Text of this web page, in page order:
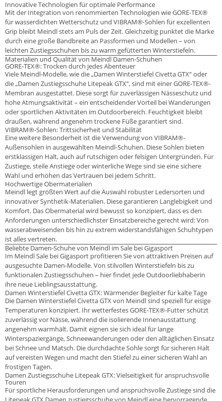
Innovative Technologien für optimale Performance
Mit der Integration von renommierten Technologien wie GORE-TEX®
für wasserdichten Wetterschutz und VIBRAM®-Sohlen für exzellenten
Grip bleibt Meindl stets am Puls der Zeit. Gleichzeitig punktet die Marke
durch eine große Bandbreite an Passformen und Modellen – von
leichten Zustiegsschuhen bis zu warm gefütterten Winterstiefeln.
Materialien und Qualität von Meindl Damen-Schuhen
GORE-TEX®: Trocken durch jedes Abenteuer
Viele Meindl-Modelle, wie die „Damen Winterstiefel Civetta GTX“ oder
die „Damen Zustiegsschuhe Litepeak GTX“, sind mit einer GORE-TEX®-
Membran ausgestattet. Diese sorgt für zuverlässigen Nässeschutz und
hohe Atmungsaktivität – ein entscheidender Vorteil bei Wanderungen
oder sportlichen Aktivitäten im Outdoorbereich. Feuchtigkeit bleibt
draußen, während angenehm trockene Füße garantiert sind.
VIBRAM®-Sohlen: Trittsicherheit und Stabilität
Eine weitere Besonderheit ist die Verwendung von VIBRAM®-
Außensohlen in ausgewählten Meindl-Schuhen. Diese Sohlen bieten
erstklassigen Halt, auch auf rutschigen oder felsigen Untergründen. Für
Zustiege, steile Anstiege oder winterliche Wege sind sie eine sichere
Wahl und erhöhen das Vertrauen bei jedem Schritt.
Hochwertige Obermaterialien
Meindl legt größten Wert auf die Auswahl robuster Ledersorten und
innovativer Synthetik-Materialien. Diese garantieren Langlebigkeit und
Komfort. Das Obermaterial wird bewusst so konzipiert, dass es den
Anforderungen unterschiedlichster Einsatzbereiche gerecht wird: Von
wasserabweisenden bis hin zu extrem widerstandsfähigen Schuhtypen
ist alles vertreten.
Beliebte Damen-Schuhe von Meindl im Sale bei Gigasport
Im Meindl Sale bei Gigasport profitieren Sie von attraktiven Preisen auf
ausgesuchte Damen-Modelle. Von stilvollen Winterstiefeln bis zu
funktionalen Zustiegsschuhen – hier findet jede Outdoorliebhaberin
ihre neue Lieblingsausstattung.
Damen Winterstiefel Civetta GTX: Wärmender Begleiter für kalte Tage
Die Damen Winterstiefel Civetta GTX von Meindl sind speziell für eisige
Temperaturen konzipiert. Ihr wetterfestes GORE-TEX®-Futter schützt
zuverlässig vor Nässe, während die isolierende Innenausstattung
angenehm warmhält. Damit eignen sie sich ideal für lange
Winterspaziergänge, Schneewanderungen oder den alltäglichen Einsatz
bei Schnee und Matsch. Die durchdachte Sohle sorgt für sicheren Halt
auf vereisten Wegen und macht den Stiefel zu einer sicheren Wahl an
frostigen Tagen.
Damen Zustiegsschuhe Litepeak GTX: Vielseitigkeit für anspruchsvolle
Touren
Für sportliche Herausforderungen und anspruchsvolle Zustiege sind die